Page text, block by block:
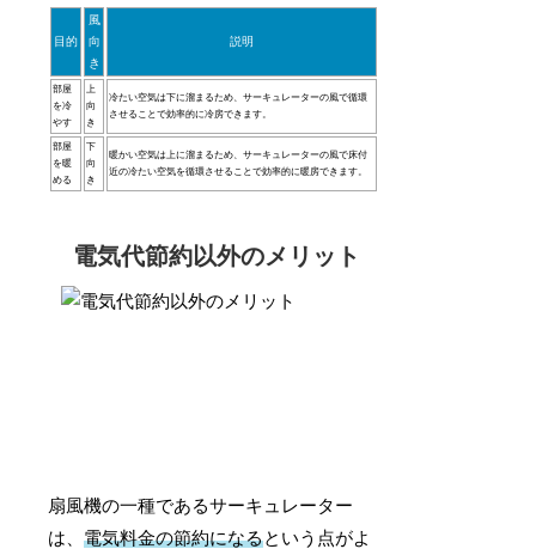
目的
風
向
き
説明
部屋
を冷
やす
上
向
き
冷たい空気は下に溜まるため、サーキュレーターの風で循環
させることで効率的に冷房できます。
部屋
を暖
める
下
向
き
暖かい空気は上に溜まるため、サーキュレーターの風で床付
近の冷たい空気を循環させることで効率的に暖房できます。
電気代節約以外のメリット
扇風機の一種であるサーキュレーター
は、電気料金の節約になるという点がよ